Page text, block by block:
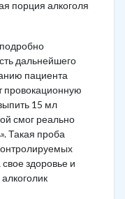
порция алкоголя
дальнейшего
пациента
провокационную
15 мл
смог реально
Такая проба
здоровье и